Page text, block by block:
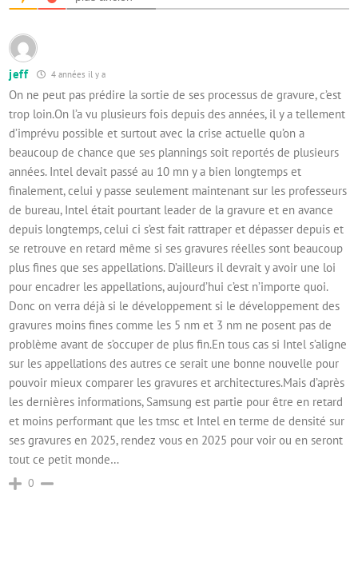
jeff 4 années il y a
On ne peut pas prédire la sortie de ses processus de gravure, c’est
trop loin.On l’a vu plusieurs fois depuis des années, il y a tellement
d’imprévu possible et surtout avec la crise actuelle qu’on a
beaucoup de chance que ses plannings soit reportés de plusieurs
années. Intel devait passé au 10 mn y a bien longtemps et
finalement, celui y passe seulement maintenant sur les professeurs
de bureau, Intel était pourtant leader de la gravure et en avance
depuis longtemps, celui ci s’est fait rattraper et dépasser depuis et
se retrouve en retard même si ses gravures réelles sont beaucoup
plus fines que ses appellations. D’ailleurs il devrait y avoir une loi
pour encadrer les appellations, aujourd’hui c’est n’importe quoi.
Donc on verra déjà si le développement si le développement des
gravures moins fines comme les 5 nm et 3 nm ne posent pas de
problème avant de s’occuper de plus fin.En tous cas si Intel s’aligne
sur les appellations des autres ce serait une bonne nouvelle pour
pouvoir mieux comparer les gravures et architectures.Mais d’après
les dernières informations, Samsung est partie pour être en retard
et moins performant que les tmsc et Intel en terme de densité sur
ses gravures en 2025, rendez vous en 2025 pour voir ou en seront
tout ce petit monde…
0